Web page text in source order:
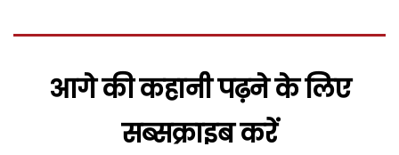
आगे की कहानी पढ़ने के लिए
सब्सक्राइब करें